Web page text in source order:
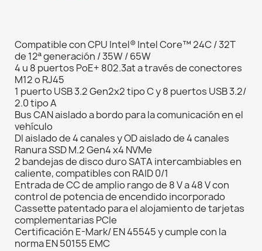
Compatible con CPU Intel® Intel Core™ 24C / 32T
de 12ª generación / 35W / 65W
4 u 8 puertos PoE+ 802.3at a través de conectores
M12 o RJ45
1 puerto USB 3.2 Gen2x2 tipo C y 8 puertos USB 3.2/
2.0 tipo A
Bus CAN aislado a bordo para la comunicación en el
vehículo
DI aislado de 4 canales y OD aislado de 4 canales
Ranura SSD M.2 Gen4 x4 NVMe
2 bandejas de disco duro SATA intercambiables en
caliente, compatibles con RAID 0/1
Entrada de CC de amplio rango de 8 V a 48 V con
control de potencia de encendido incorporado
Cassette patentado para el alojamiento de tarjetas
complementarias PCIe
Certificación E-Mark/ EN 45545 y cumple con la
norma EN 50155 EMC